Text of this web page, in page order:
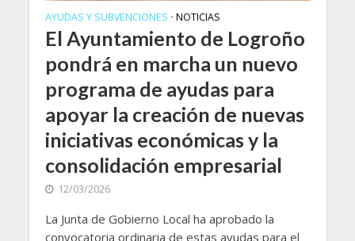
AYUDAS Y SUBVENCIONES • NOTICIAS
El Ayuntamiento de Logroño
pondrá en marcha un nuevo
programa de ayudas para
apoyar la creación de nuevas
iniciativas económicas y la
consolidación empresarial
12/03/2026
La Junta de Gobierno Local ha aprobado la
convocatoria ordinaria de estas ayudas para el